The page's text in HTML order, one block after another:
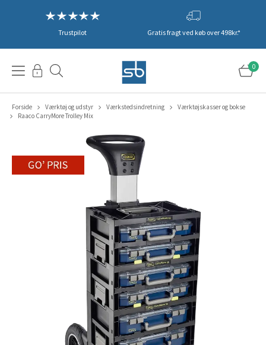
Trustpilot Gratis fragt ved køb over 498kr.*
0
Forside Værktøj og udstyr Værkstedsindretning
Værktøjskasser og bokse
Raaco CarryMore Trolley Mix